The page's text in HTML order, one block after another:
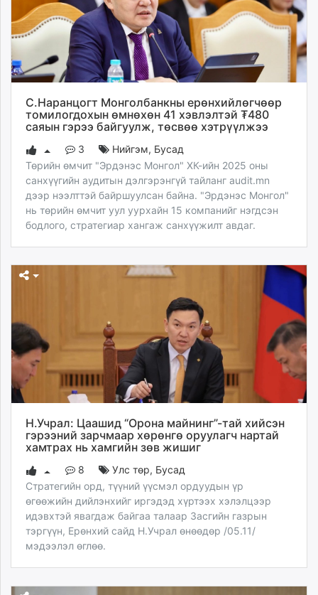
С.Наранцогт Монголбанкны ерөнхийлөгчөөр
томилогдохын өмнөхөн 41 хэвлэлтэй ₮480
саяын гэрээ байгуулж, төсвөө хэтрүүлжээ
3 Нийгэм, Бусад
Төрийн өмчит "Эрдэнэс Монгол" ХК-ийн 2025 оны
санхүүгийн аудитын дэлгэрэнгүй тайланг audit.mn
дээр нээлттэй байршуулсан байна. "Эрдэнэс Монгол"
нь төрийн өмчит уул уурхайн 15 компанийг нэгдсэн
бодлого, стратегиар хангаж санхүүжилт авдаг.
Н.Учрал: Цаашид “Орона майнинг”-тай хийсэн
гэрээний зарчмаар хөрөнгө оруулагч нартай
хамтрах нь хамгийн зөв жишиг
8 Улс төр, Бусад
Стратегийн орд, түүний үүсмэл ордуудын үр
өгөөжийн дийлэнхийг иргэдэд хүртээх хэлэлцээр
идэвхтэй явагдаж байгаа талаар Засгийн газрын
тэргүүн, Ерөнхий сайд Н.Учрал өнөөдөр /05.11/
мэдээлэл өглөө.